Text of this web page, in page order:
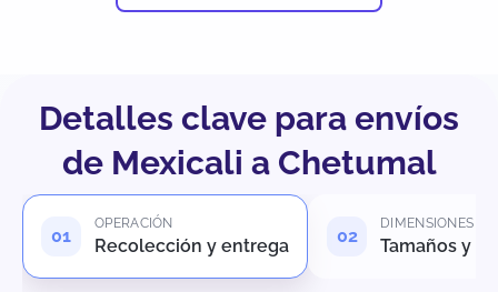
Detalles clave para envíos
de Mexicali a Chetumal
OPERACIÓN
Recolección y entrega
DIMENSIONES
Tamaños y